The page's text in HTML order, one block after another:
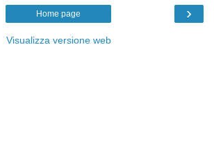
›
Home page
Visualizza versione web